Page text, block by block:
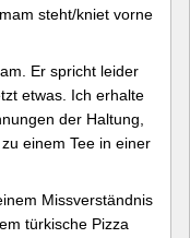
steht/kniet vorne
Er spricht leider
etwas. Ich erhalte
der Haltung,
einem Tee in einer
Missverständnis
türkische Pizza